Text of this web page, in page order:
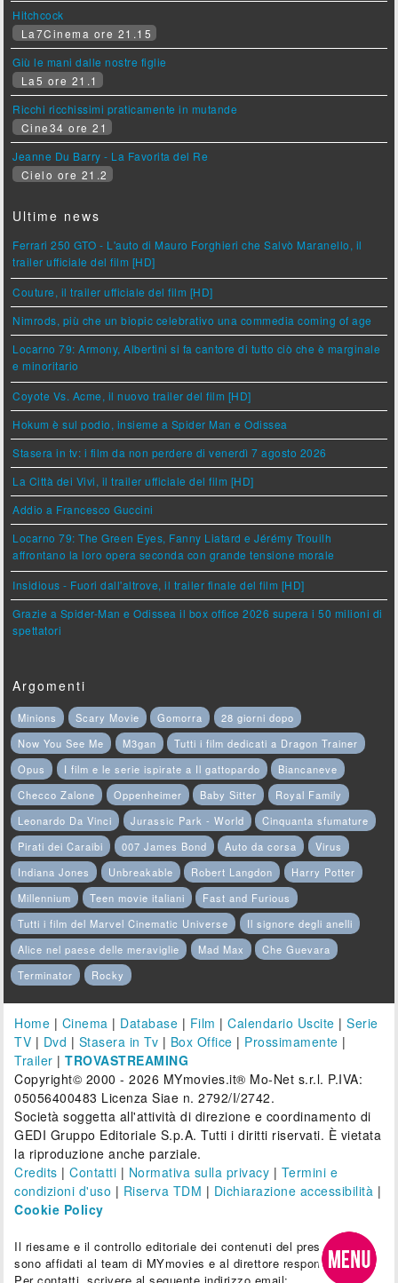
Hitchcock
La7Cinema ore 21.15
Giù le mani dalle nostre figlie
La5 ore 21.1
Ricchi ricchissimi praticamente in mutande
Cine34 ore 21
Jeanne Du Barry - La Favorita del Re
Cielo ore 21.2
Ultime news
Ferrari 250 GTO - L'auto di Mauro Forghieri che Salvò Maranello, il
trailer ufficiale del film [HD]
Couture, il trailer ufficiale del film [HD]
Nimrods, più che un biopic celebrativo una commedia coming of age
Locarno 79: Armony, Albertini si fa cantore di tutto ciò che è marginale
e minoritario
Coyote Vs. Acme, il nuovo trailer del film [HD]
Hokum è sul podio, insieme a Spider Man e Odissea
Stasera in tv: i film da non perdere di venerdì 7 agosto 2026
La Città dei Vivi, il trailer ufficiale del film [HD]
Addio a Francesco Guccini
Locarno 79: The Green Eyes, Fanny Liatard e Jérémy Trouilh
affrontano la loro opera seconda con grande tensione morale
Insidious - Fuori dall'altrove, il trailer finale del film [HD]
Grazie a Spider-Man e Odissea il box office 2026 supera i 50 milioni di
spettatori
Argomenti
Minions Scary Movie Gomorra
28 giorni dopo
Now You See Me
M3gan
Tutti i film dedicati a Dragon Trainer
Opus
I film e le serie ispirate a Il gattopardo
Biancaneve
Checco Zalone
Oppenheimer Baby Sitter
Royal Family
Leonardo Da Vinci
Jurassic Park - World
Cinquanta sfumature
Pirati dei Caraibi
007 James Bond Auto da corsa
Virus
Indiana Jones
Unbreakable Robert Langdon
Harry Potter
Millennium
Teen movie italiani
Fast and Furious
Tutti i film del Marvel Cinematic Universe
Il signore degli anelli
Alice nel paese delle meraviglie
Mad Max
Che Guevara
Terminator
Rocky
Home | Cinema | Database | Film |Calendario Uscite |Serie
TV | Dvd | Stasera in Tv | Box Office | Prossimamente |
Trailer |TROVASTREAMING
Copyright© 2000 - 2026 MYmovies.it® Mo-Net s.r.l. P.IVA:
05056400483 Licenza Siae n. 2792/I/2742.
Società soggetta all'attività di direzione e coordinamento di
GEDI Gruppo Editoriale S.p.A. Tutti i diritti riservati. È vietata
la riproduzione anche parziale.
Credits |Contatti | Normativa sulla privacy | Termini e
condizioni d'uso | Riserva TDM | Dichiarazione accessibilità |
Cookie Policy
Il riesame e il controllo editoriale dei contenuti del presente sito
sono affidati al team di MYmovies e al direttore responsabile.